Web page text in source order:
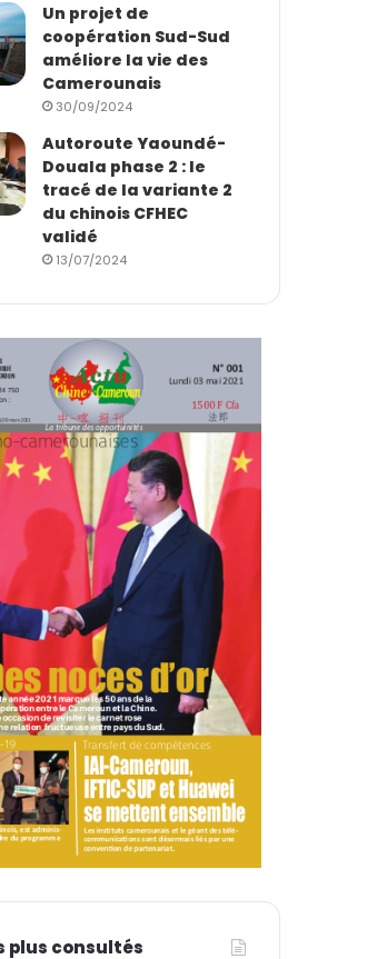
Un projet de
coopération Sud-Sud
améliore la vie des
Camerounais
30/09/2024
Autoroute Yaoundé-
Douala phase 2 : le
tracé de la variante 2
du chinois CFHEC
validé
13/07/2024
plus consultés